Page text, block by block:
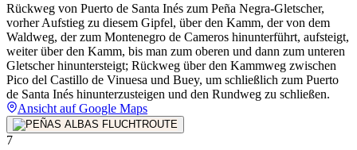
Rückweg von Puerto de Santa Inés zum Peña Negra-Gletscher,
vorher Aufstieg zu diesem Gipfel, über den Kamm, der von dem
Waldweg, der zum Montenegro de Cameros hinunterführt, aufsteigt,
weiter über den Kamm, bis man zum oberen und dann zum unteren
Gletscher hinuntersteigt; Rückweg über den Kammweg zwischen
Pico del Castillo de Vinuesa und Buey, um schließlich zum Puerto
de Santa Inés hinunterzusteigen und den Rundweg zu schließen.
Ansicht auf Google Maps
7